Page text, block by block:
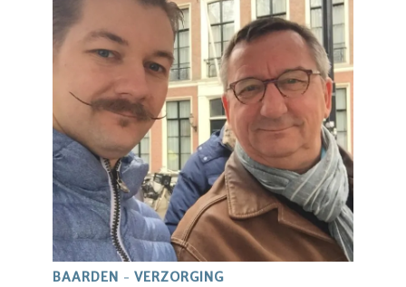
BAARDEN VERZORGING